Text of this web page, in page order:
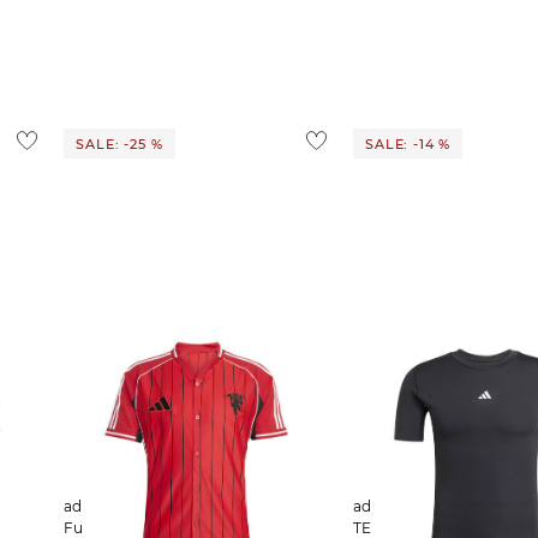
Ausland findest duhier
SALE: -25 %
adidas Performance | Herren
Fußballhemd MANCHESTER
SALE: -14 %
adidas Performance | Herren Shirt
TECHFIT